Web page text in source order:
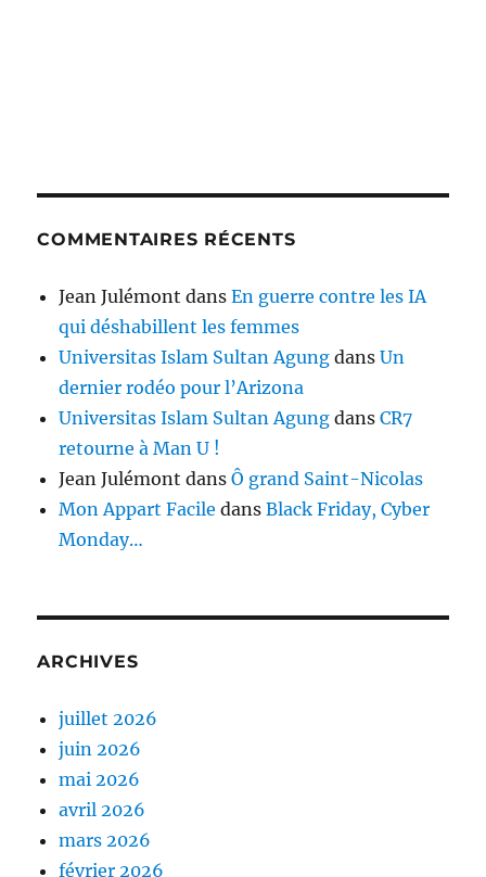
COMMENTAIRES RÉCENTS
Jean Julémont dansEn guerre contre les IA
qui déshabillent les femmes
Universitas Islam Sultan Agung dansUn
dernier rodéo pour l’Arizona
Universitas Islam Sultan Agung dansCR7
retourne à Man U !
Jean Julémont dansÔ grand Saint-Nicolas
Mon Appart Facile dansBlack Friday, Cyber
Monday…
ARCHIVES
juillet 2026
juin 2026
mai 2026
avril 2026
mars 2026
février 2026